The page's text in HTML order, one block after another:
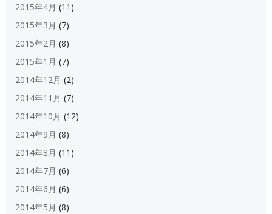
2015年4月 (11)
2015年3月 (7)
2015年2月 (8)
2015年1月 (7)
2014年12月 (2)
2014年11月 (7)
2014年10月 (12)
2014年9月 (8)
2014年8月 (11)
2014年7月 (6)
2014年6月 (6)
2014年5月 (8)